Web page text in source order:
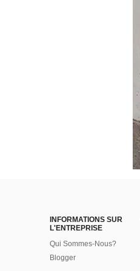
INFORMATIONS SUR
L'ENTREPRISE
Qui Sommes-Nous?
Blogger